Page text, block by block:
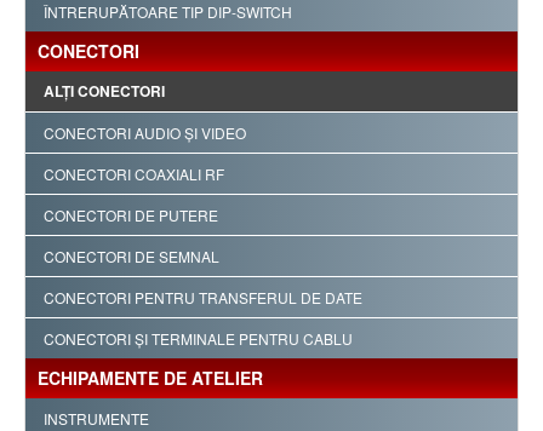
ÎNTRERUPĂTOARE TIP DIP-SWITCH
CONECTORI
ALŢI CONECTORI
CONECTORI AUDIO ŞI VIDEO
CONECTORI COAXIALI RF
CONECTORI DE PUTERE
CONECTORI DE SEMNAL
CONECTORI PENTRU TRANSFERUL DE DATE
CONECTORI ŞI TERMINALE PENTRU CABLU
ECHIPAMENTE DE ATELIER
INSTRUMENTE